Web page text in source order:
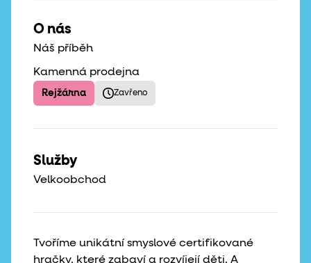
Tvoříme unikátní smyslové certifikované
hračky, které zabaví a rozvíjejí děti. A
O nás
Náš příběh
Kamenná prodejna
Rejžárna Zavřeno
Služby
Velkoobchod